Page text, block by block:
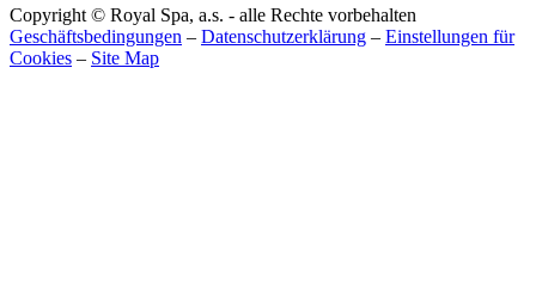
Copyright © Royal Spa, a.s. - alle Rechte vorbehalten
Geschäftsbedingungen – Datenschutzerklärung – Einstellungen für
Cookies – Site Map